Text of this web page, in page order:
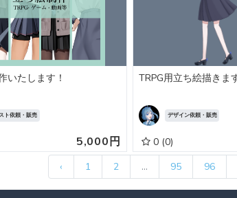
いたします！
ト依頼・販売
5,000円
TRPG用立ち絵描きま
デザイン依頼・販売
0 (0)
‹ 1 2 ... 95 96